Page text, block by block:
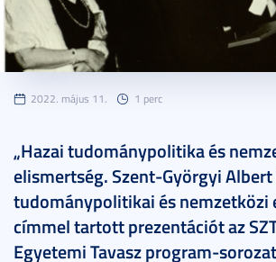
2022. május 11. 1 perc
„Hazai tudománypolitika és
elismertség. Szent-Györgyi
tudománypolitikai és nemzetközi
címmel tartott prezentációt az
Egyetemi Tavasz program-